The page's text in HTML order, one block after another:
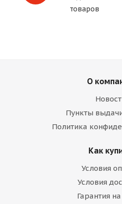
товаров
О
Пункты
Политика
Как
Условия
Условия
Гарантия